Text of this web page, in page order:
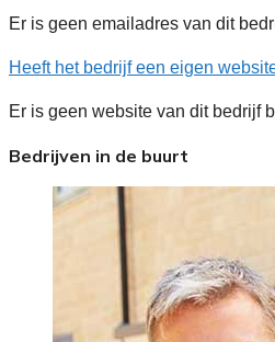
Er is geen emailadres van dit
Heeft het bedrijf een eigen
Er is geen website van dit bedrijf
Bedrijven in de buurt